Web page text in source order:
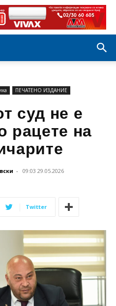
ПЕЧАТЕНО ИЗДАНИЕ
суд не е
рацете на
- 09:03 29.05.2026
Twitter